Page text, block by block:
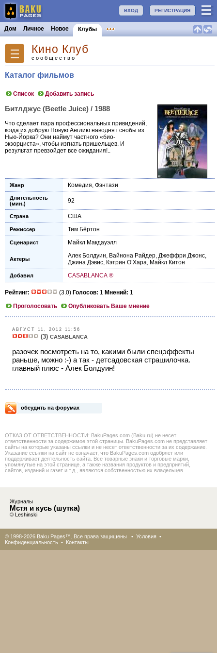
РЕГИСТРАЦИЯ
ВХОД
Дом Личное Новое Клубы
Кино Клуб
сообщество
Каталог фильмов
Список Добавить запись
Битлджус (Beetle Juice) / 1988
Что сделает пара профессиональных привидений,
когда их добрую Новую Англию наводнят снобы из
Нью-Йорка? Они наймут частного «био-
экзорциста», чтобы изгнать пришельцев. И
результат превзойдет все ожидания!..
Жанр Комедия, Фэнтази
Длительность
(мин.)
92
Страна США
Режиссер Тим Бёртон
Сценарист Майкл Макдауэлл
Актеры Алек Болдуин, Вайнона Райдер, Джеффри Джонс,
Джина Дэвис, Кэтрин О’Хара, Майкл Китон
Добавил CASABLANCA ®
Рейтинг: (3.0) Голосов: 1 Мнений: 1
Проголосовать
Опубликовать Ваше мнение
АВГУСТ 11, 2012 11:56
(3) CASABLANCA
разочек посмотреть на то, какими были спецэффекты
раньше, можно :-) а так - детсадовская страшилочка.
главный плюс - Алек Болдуин!
обсудить на форумах
ОТКАЗ ОТ ОТВЕТСТВЕННОСТИ: BakuPages.com (Baku.ru) не несет
ответственности за содержимое этой страницы. BakuPages.com не представляет
сайты на которые указаны ссылки и не несет ответственности за их содержание.
Указание ссылки на сайт не означает, что BakuPages.com одобряет или
поддерживает деятельность сайта. Все товарные знаки и торговые марки,
упомянутые на этой странице, а также названия продуктов и предприятий,
сайтов, изданий и газет и т.д., являются собственностью их владельцев.
Журналы
Мстя и кусь (шутка)
© Leshinski
© 1998-2026 Baku Pages™. Все права защищены • Условия •
Конфиденциальность • Контакты